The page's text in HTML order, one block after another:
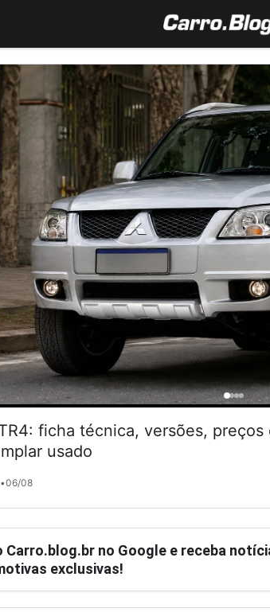
ficha técnica, versões,
usado
•06/08
Carro.blog.br no Google e receba
exclusivas!